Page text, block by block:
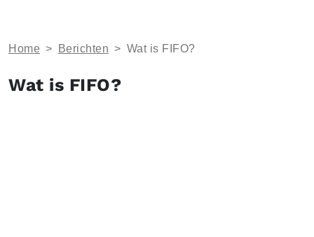
Home > Berichten > Wat is FIFO?
Wat is FIFO?